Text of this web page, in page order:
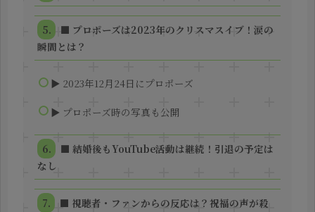
■ プロポーズは2023年のクリスマスイブ！涙の
瞬間とは？
▶ 2023年12月24日にプロポーズ
▶ プロポーズ時の写真も公開
■ 結婚後もYouTube活動は継続！引退の予定は
なし
■ 視聴者・ファンからの反応は？祝福の声が殺